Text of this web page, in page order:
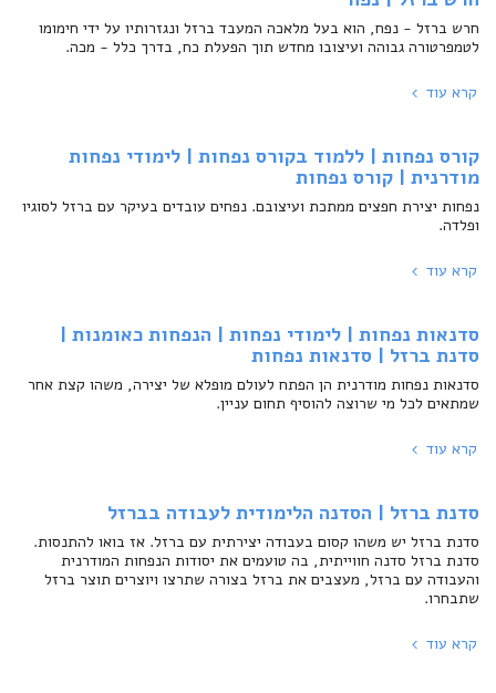
חרש ברזל - נפח, הוא בעל מלאכה המעבד ברזל ונגזרותיו על ידי חימומו
לטמפרטורה גבוהה ועיצובו מחדש תוך הפעלת כח, בדרך כלל - מכה.
קרא עוד
קורס נפחות | ללמוד בקורס נפחות | לימודי נפחות
מודרנית | קורס נפחות
נפחות יצירת חפצים ממתכת ועיצובם. נפחים עובדים בעיקר עם ברזל לסוגיו
ופלדה.
קרא עוד
סדנאות נפחות | לימודי נפחות | הנפחות כאומנות |
סדנת ברזל | סדנאות נפחות
סדנאות נפחות מודרנית הן הפתח לעולם מופלא של יצירה, משהו קצת אחר
שמתאים לכל מי שרוצה להוסיף תחום עניין.
קרא עוד
סדנת ברזל | הסדנה הלימודית לעבודה בברזל
סדנת ברזל יש משהו קסום בעבודה יצירתית עם ברזל. אז בואו להתנסות.
סדנת ברזל סדנה חווייתית, בה טועמים את יסודות הנפחות המודרנית
והעבודה עם ברזל, מעצבים את ברזל בצורה שתרצו ויוצרים תוצר ברזל
שתבחרו.
קרא עוד